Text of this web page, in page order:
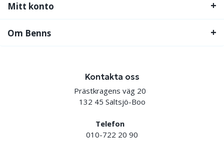
Mitt konto
Om Benns
Kontakta oss
Prästkragens väg 20
132 45 Saltsjö-Boo
Telefon
010-722 20 90